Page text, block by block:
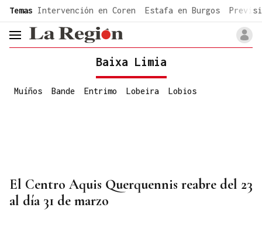
common.go-to-content
Temas Intervención en Coren Estafa en Burgos
header.menu.open
Baixa Limia
Muíños Bande Entrimo Lobeira Lobios
El Centro Aquis Querquennis reabre del 23
al día 31 de marzo